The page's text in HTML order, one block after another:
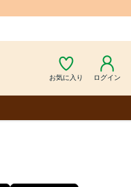
お気に入り ログイン